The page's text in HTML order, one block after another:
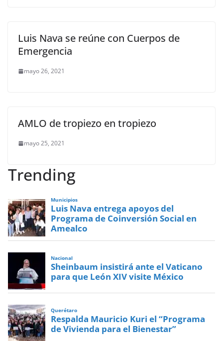
Luis Nava se reúne con Cuerpos de
Emergencia
mayo 26, 2021
AMLO de tropiezo en tropiezo
mayo 25, 2021
Trending
Municipios
Luis Nava entrega apoyos del
Programa de Coinversión Social en
Amealco
Nacional
Sheinbaum insistirá ante el Vaticano
para que León XIV visite México
Querétaro
Respalda Mauricio Kuri el “Programa
de Vivienda para el Bienestar”